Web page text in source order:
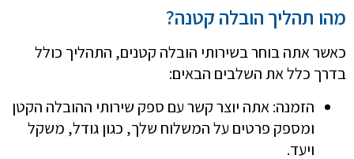
מהו תהליך הובלה קטנה?
כאשר אתה בוחר בשירותי הובלה קטנים, התהליך כולל
בדרך כלל את השלבים הבאים:
הזמנה: אתה יוצר קשר עם ספק שירותי ההובלה הקטן
ומספק פרטים על המשלוח שלך, כגון גודל, משקל
ויעד.